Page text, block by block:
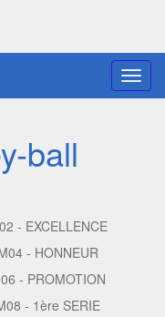
ball
- EXCELLENCE
- HONNEUR
- PROMOTION
- 1ère SERIE